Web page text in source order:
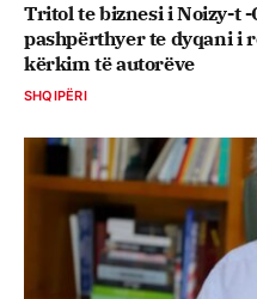
Tritol te biznesi i Noizy-t
pashpërthyer te dyqani i
kërkim të autorëve
SHQIPËRI